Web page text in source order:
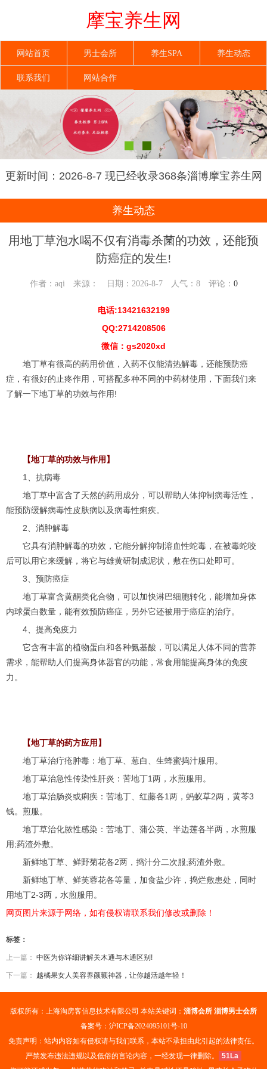
摩宝养生网
网站首页 男士会所 养生SPA 养生动态
联系我们 网站合作
更新时间：2026-8-7 现已经收录368条淄博摩宝养生网
信息
养生动态
用地丁草泡水喝不仅有消毒杀菌的功效，还能预
防癌症的发生!
作者：aqi 来源： 日期：2026-8-7 人气： 8评论： 0
电话:13421632199
QQ:2714208506
微信：gs2020xd
地丁草有很高的药用价值，入药不仅能清热解毒，还能预防癌
症，有很好的止疼作用，可搭配多种不同的中药材使用，下面我们来
了解一下地丁草的功效与作用!
【地丁草的功效与作用】
1、抗病毒
地丁草中富含了天然的药用成分，可以帮助人体抑制病毒活性，
能预防缓解病毒性皮肤病以及病毒性痢疾。
2、消肿解毒
它具有消肿解毒的功效，它能分解抑制溶血性蛇毒，在被毒蛇咬
后可以用它来缓解，将它与雄黄研制成泥状，敷在伤口处即可。
3、预防癌症
地丁草富含黄酮类化合物，可以加快淋巴细胞转化，能增加身体
内球蛋白数量，能有效预防癌症，另外它还被用于癌症的治疗。
4、提高免疫力
它含有丰富的植物蛋白和各种氨基酸，可以满足人体不同的营养
需求，能帮助人们提高身体器官的功能，常食用能提高身体的免疫
力。
【地丁草的药方应用】
地丁草治疔疮肿毒：地丁草、葱白、生蜂蜜捣汁服用。
地丁草治急性传染性肝炎：苦地丁1两，水煎服用。
地丁草治肠炎或痢疾：苦地丁、红藤各1两，蚂蚁草2两，黄芩3
钱。煎服。
地丁草治化脓性感染：苦地丁、蒲公英、半边莲各半两，水煎服
用;药渣外敷。
新鲜地丁草、鲜野菊花各2两，捣汁分二次服;药渣外敷。
新鲜地丁草、鲜芙蓉花各等量，加食盐少许，捣烂敷患处，同时
用地丁2-3两，水煎服用。
网页图片来源于网络，如有侵权请联系我们修改或删除！
标签：
上一篇： 中医为你详细讲解关木通与木通区别!
下一篇： 越橘果女人美容养颜额神器，让你越活越年轻！
版权所有：上海淘房客信息技术有限公司 本站关键词： 淄博会所 淄博男士会所
备案号： 沪ICP备2024095101号-10
免责声明：站内内容如有侵权请与我们联系，本站不承担由此引起的法律责任。
严禁发布违法违规以及低俗的言论内容，一经发现一律删除。
51La